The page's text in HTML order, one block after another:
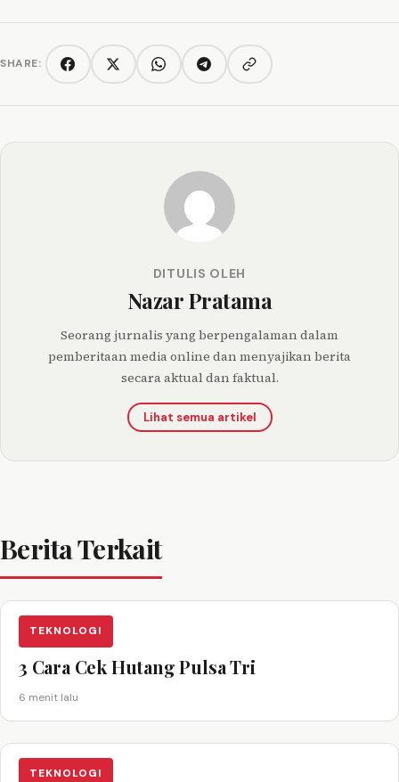
SHARE: FacebookTwitter/XWhatsAppTelegramCopy link
DITULIS OLEH
Nazar Pratama
Seorang jurnalis yang berpengalaman dalam
pemberitaan media online dan menyajikan berita
secara aktual dan faktual.
Lihat semua artikel
Berita Terkait
TEKNOLOGI
3 Cara Cek Hutang Pulsa Tri
6 menit lalu
TEKNOLOGI